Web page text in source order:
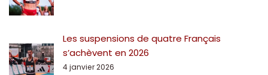
Les suspensions de quatre Français
s’achèvent en 2026
4 janvier 2026